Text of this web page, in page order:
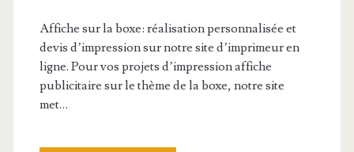
Affiche sur la boxe: réalisation personnalisée et
devis d’impression sur notre site d’imprimeur en
ligne. Pour vos projets d’impression affiche
publicitaire sur le thème de la boxe, notre site
met…